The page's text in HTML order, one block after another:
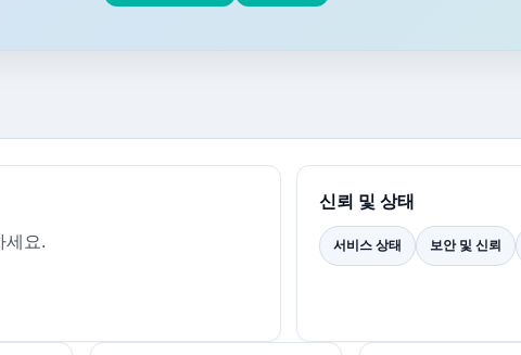
세요.
신뢰 및 상태
서비스 상태 보안 및 신뢰